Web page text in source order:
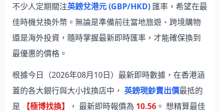
不少人定期關注英鎊兌港元 (GBP/HKD) 匯率，希望在最
佳時機兌換外幣。無論是準備前往當地旅遊、跨境購物
還是海外投資，隨時掌握最新即時匯率，才能確保換到
最優惠的價格。
根據今日（2026年08月10日）最新即時數據，在香港涵
蓋的各大銀行與大小找換店中， 英鎊現鈔賣出價最抵的
是
【極博找換】 ， 最新即時報價為 10.56 。 想精算最佳